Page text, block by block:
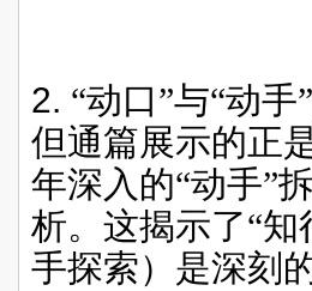
2. “动口”与“动
但通篇展示的正
年深入的“动手”
析。这揭示了“知
手探索）是深刻